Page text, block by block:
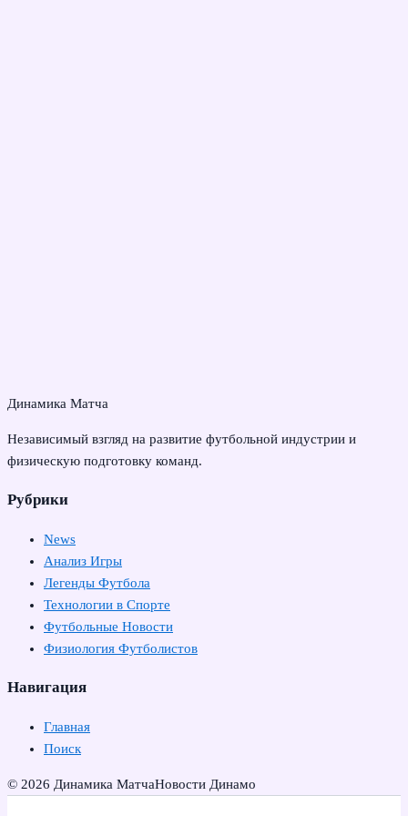
Динамика Матча
Независимый взгляд на развитие футбольной индустрии и
физическую подготовку команд.
Рубрики
News
Анализ Игры
Легенды Футбола
Технологии в Спорте
Футбольные Новости
Физиология Футболистов
Навигация
Главная
Поиск
© 2026 Динамика МатчаНовости Динамо